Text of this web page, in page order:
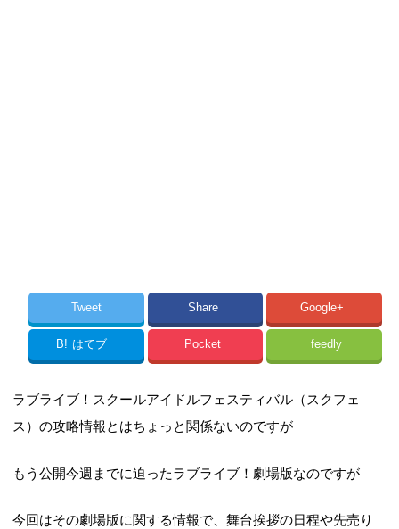
Tweet Share Google+
B! はてブ Pocket feedly
ラブライブ！スクールアイドルフェスティバル（スクフェ
ス）の攻略情報とはちょっと関係ないのですが
もう公開今週までに迫ったラブライブ！劇場版なのですが
今回はその劇場版に関する情報で、舞台挨拶の日程や先売り